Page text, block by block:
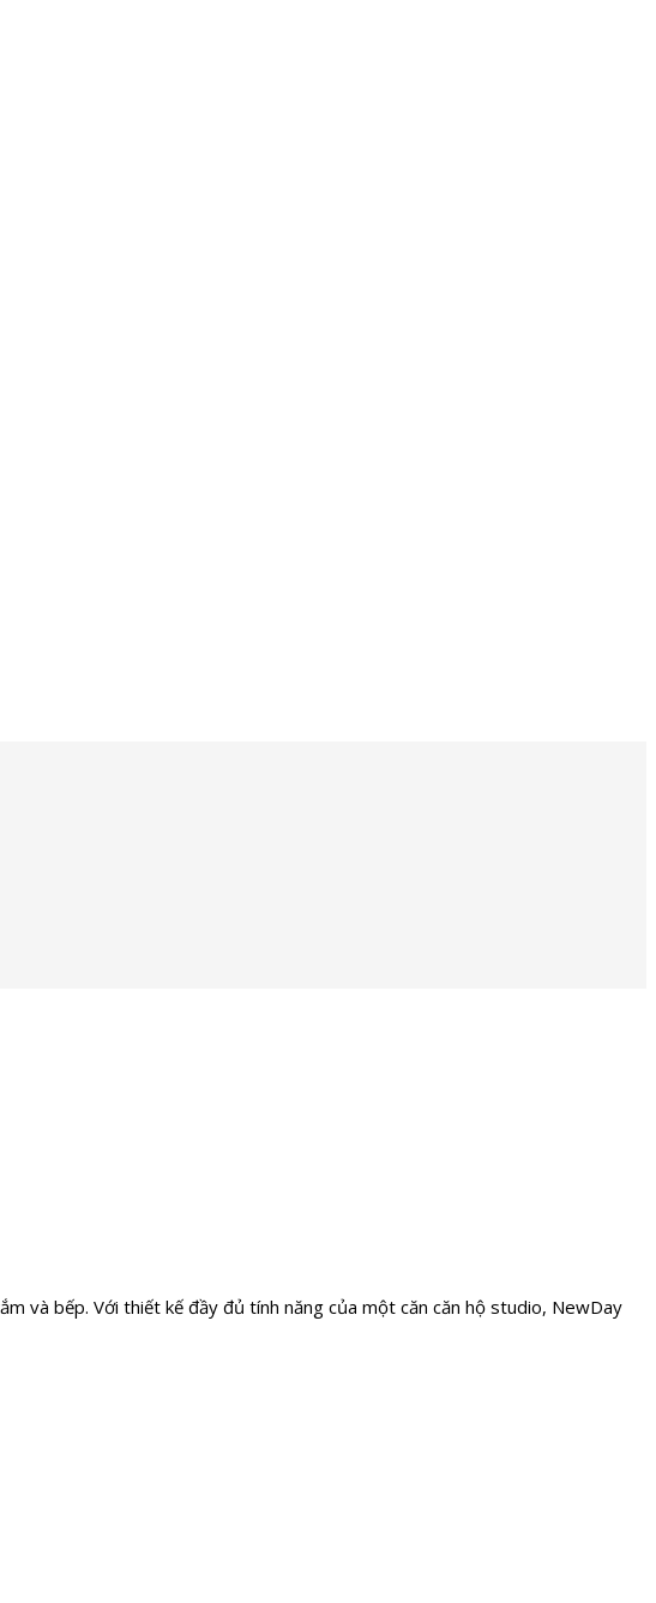
và bếp. Với thiết kế đầy đủ tính năng của một căn căn hộ studio, NewDay